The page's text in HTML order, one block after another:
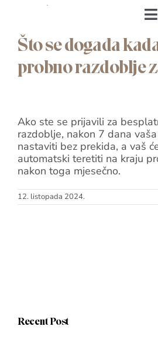
&Body
Andrea’s Cookbook
Prijava
Shop
Što se događa
probno razdoblje
Ako ste se prijavili za
razdoblje, nakon 7 dana
nastaviti bez prekida, a vaš
automatski teretiti na kraju
nakon toga mjesečno.
12. listopada 2024.
Recent Post